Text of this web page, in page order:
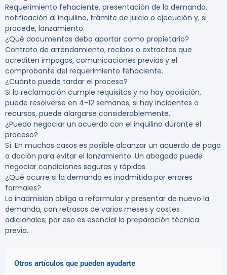
Requerimiento fehaciente, presentación de la demanda,
notificación al inquilino, trámite de juicio o ejecución y, si
procede, lanzamiento.
¿Qué documentos debo aportar como propietario?
Contrato de arrendamiento, recibos o extractos que
acrediten impagos, comunicaciones previas y el
comprobante del requerimiento fehaciente.
¿Cuánto puede tardar el proceso?
Si la reclamación cumple requisitos y no hay oposición,
puede resolverse en 4-12 semanas; si hay incidentes o
recursos, puede alargarse considerablemente.
¿Puedo negociar un acuerdo con el inquilino durante el
proceso?
Sí. En muchos casos es posible alcanzar un acuerdo de pago
o dación para evitar el lanzamiento. Un abogado puede
negociar condiciones seguras y rápidas.
¿Qué ocurre si la demanda es inadmitida por errores
formales?
La inadmisión obliga a reformular y presentar de nuevo la
demanda, con retrasos de varios meses y costes
adicionales; por eso es esencial la preparación técnica
previa.
Otros artículos que pueden ayudarte